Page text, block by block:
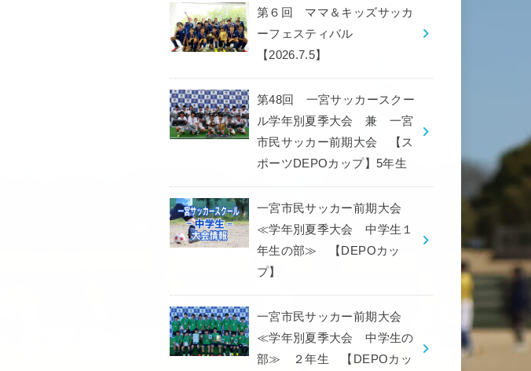
第６回 ママ＆キッズサッカ
ーフェスティバル
【2026.7.5】
第48回 一宮サッカースクー
ル学年別夏季大会 兼 一宮
市民サッカー前期大会 【ス
ポーツDEPOカップ】5年生
一宮市民サッカー前期大会
≪学年別夏季大会 中学生１
年生の部≫ 【DEPOカッ
プ】
一宮市民サッカー前期大会
≪学年別夏季大会 中学生の
部≫ ２年生 【DEPOカッ